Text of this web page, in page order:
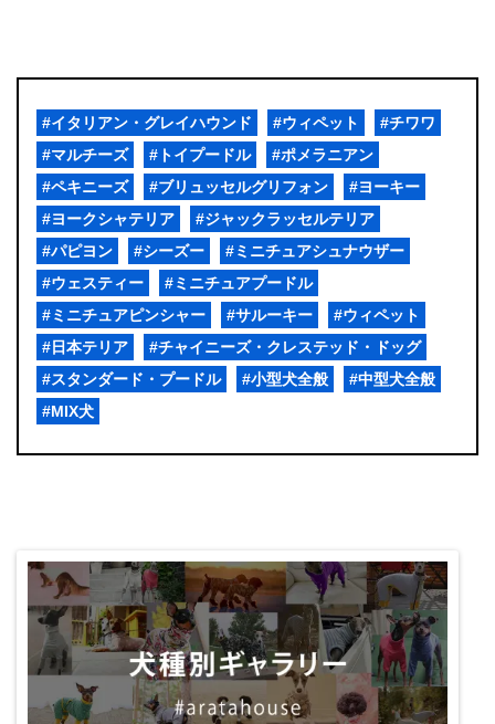
#イタリアン・グレイハウンド #ウィペット
#チワワ
#マルチーズ
#トイプードル
#ポメラニアン
#ペキニーズ
#ブリュッセルグリフォン
#ヨーキー
#ヨークシャテリア
#ジャックラッセルテリア
#パピヨン
#シーズー
#ミニチュアシュナウザー
#ウェスティー
#ミニチュアプードル
#ミニチュアピンシャー
#サルーキー
#ウィペット
#日本テリア
#チャイニーズ・クレステッド・ドッグ
#スタンダード・プードル
#小型犬全般
#中型犬全般
#MIX犬